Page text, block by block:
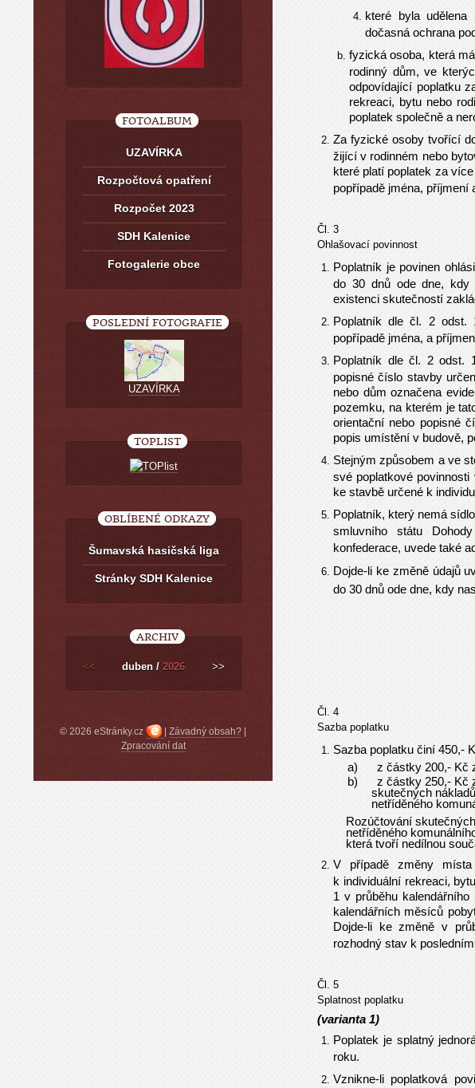
které byla udělena
dočasná ochrana
fyzická osoba, která
rodinný dům, ve
odpovídající poplatku
rekreaci, bytu nebo
poplatek společně a
Za fyzické osoby tvořící
žijící v rodinném nebo
které platí poplatek za
popřípadě jména, příjmení
Čl. 3
Ohlašovací povinnost
Poplatník je povinen
do 30 dnů ode dne, kdy
existenci skutečností
Poplatník dle čl. 2 odst.
popřípadě jména, a
Poplatník dle čl. 2 odst.
popisné číslo stavby
nebo dům označena
pozemku, na kterém je
orientační nebo popisné
popis umístění v budově,
Stejným způsobem a ve
své poplatkové
ke stavbě určené k
Poplatník, který nemá
smluvního státu
konfederace, uvede také
Dojde-li ke změně údajů
do 30 dnů ode dne, kdy
Čl. 4
Sazba poplatku
Sazba poplatku činí 450,-
a) z částky 200,- Kč
b) z částky 250,- Kč
skutečných
netříděného
Rozúčtování skutečných
netříděného
která tvoří nedílnou
V případě změny
k individuální rekreaci,
1 v průběhu
kalendářních měsíců
Dojde-li ke změně v
rozhodný stav k
Čl. 5
Splatnost poplatku
(varianta 1)
Poplatek je splatný
roku.
Vznikne-li poplatková
FOTOALBUM
UZAVÍRKA
Rozpočtová opatření
Rozpočet 2023
SDH Kalenice
Fotogalerie obce
POSLEDNÍ FOTOGRAFIE
UZAVÍRKA
TOPLIST
OBLÍBENÉ ODKAZY
Šumavská hasičská liga
Stránky SDH Kalenice
ARCHIV
<< duben / 2026 >>
© 2026 eStránky.cz Závadný obsah?
Zpracování dat